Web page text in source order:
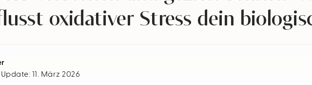
oxidativer Stress dein
11. März 2026